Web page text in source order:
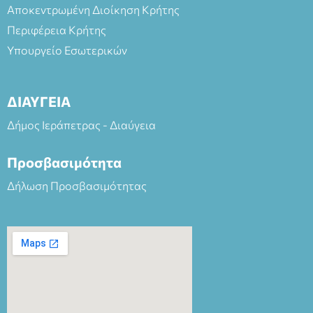
Αποκεντρωμένη Διοίκηση Κρήτης
Περιφέρεια Κρήτης
Υπουργείο Εσωτερικών
ΔΙΑΥΓΕΙΑ
Δήμος Ιεράπετρας - Διαύγεια
Προσβασιμότητα
Δήλωση Προσβασιμότητας